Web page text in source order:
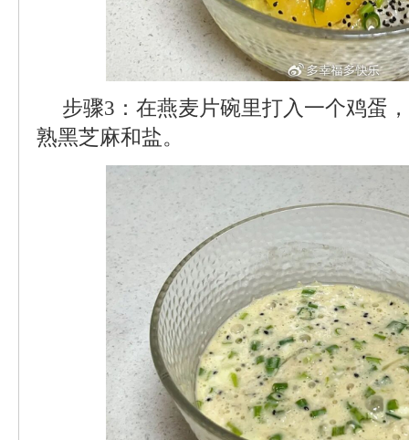
步骤3：在燕麦片碗里打入一个鸡蛋
熟黑芝麻和盐。